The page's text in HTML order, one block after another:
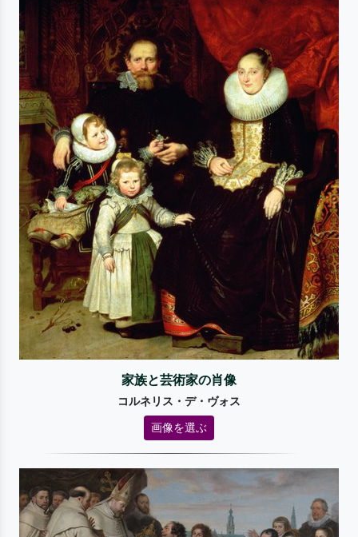
家族と芸術家の肖像
コルネリス・デ・ヴォス
画像を選ぶ